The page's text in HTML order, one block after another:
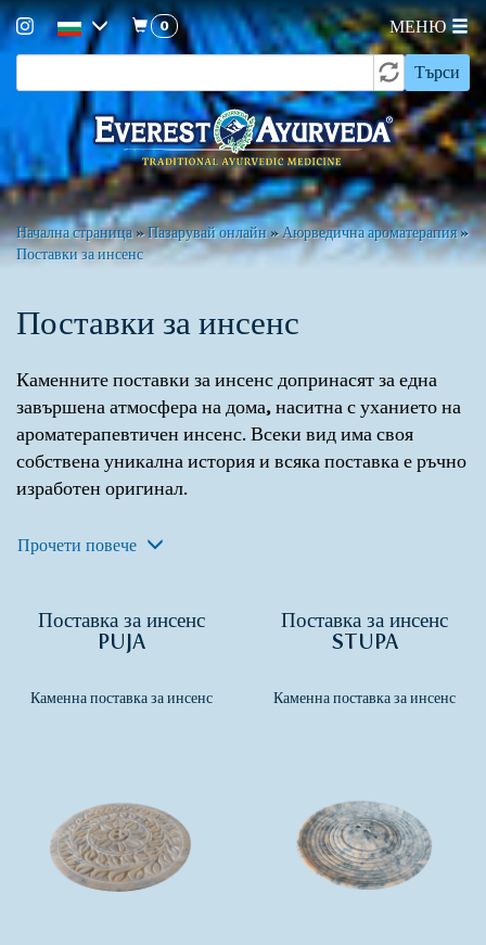
към
основното
съдържание
за
търсене
Търси
0 МЕНЮ
Вие
сте
Начална страница »Пазарувай онлайн»Аюрведична ароматерапия»
Поставки за инсенс
Поставки за инсенс
Каменните поставки за инсенс допринасят за една
завършена атмосфера на дома, наситна с уханието на
ароматерапевтичен инсенс. Всеки вид има своя
собствена уникална история и всяка поставка е ръчно
изработен оригинал.
Прочети повече
Поставка за инсенс
PUJA
Каменна поставка за инсенс
Поставка за инсенс
STUPA
Каменна поставка за инсенс